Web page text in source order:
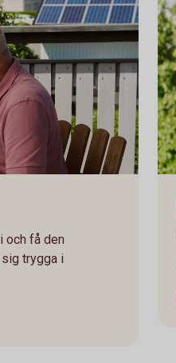
och få den
trygga i